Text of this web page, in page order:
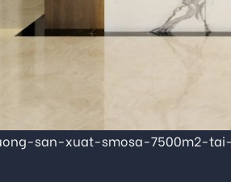
san-xuat-smosa-7500m2-